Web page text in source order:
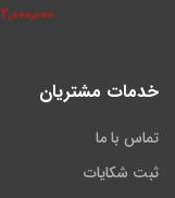
2,000,000
خدمات مشتریان
تماس با ما
ثبت شکایات